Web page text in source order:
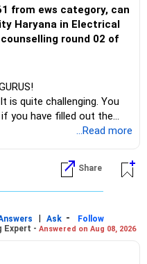
under control.
for the portfolio you
internally manage
funds to this
or sectoral funds which
funds in the same
should remain
from ews category, can
Haryana in Electrical
round 02 of
It is quite challenging. You
you have filled out the
...Read more
Share
| Ask -
Follow
Expert - Answered on Aug 08, 2026